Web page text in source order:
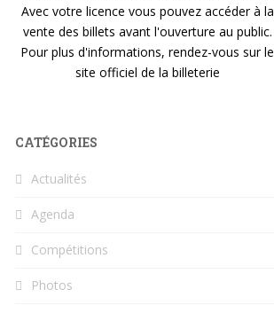
Avec votre licence vous pouvez accéder à la
vente des billets avant l'ouverture au public.
Pour plus d'informations, rendez-vous sur le
site officiel de la billeterie
CATÉGORIES
Actualités
Agenda
Compétitions
Photos